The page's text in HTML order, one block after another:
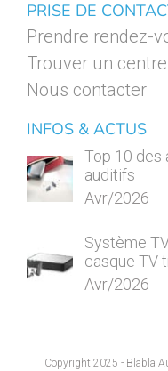
PRISE DE
Prendre rendez-
Trouver un centre
Nous contacter
INFOS & ACTUS
Top 10 des
auditifs
Avr/2026
Système
casque TV
Avr/2026
Copyright 2025 - Blabla